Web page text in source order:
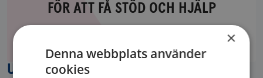
Du
kan
kontakta
FÖR ATT FÅ STÖD OCH HJÄLP
Hitta din lokala bröstcancerförening
UPPTÄCK MER
×
Denna webbplats använder
cookies